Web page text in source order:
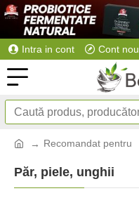
Intra in cont Cont nou
Recomandat pentru
Păr, piele, unghii